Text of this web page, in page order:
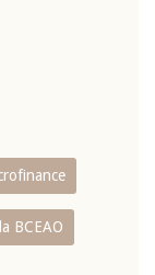
BCEAO